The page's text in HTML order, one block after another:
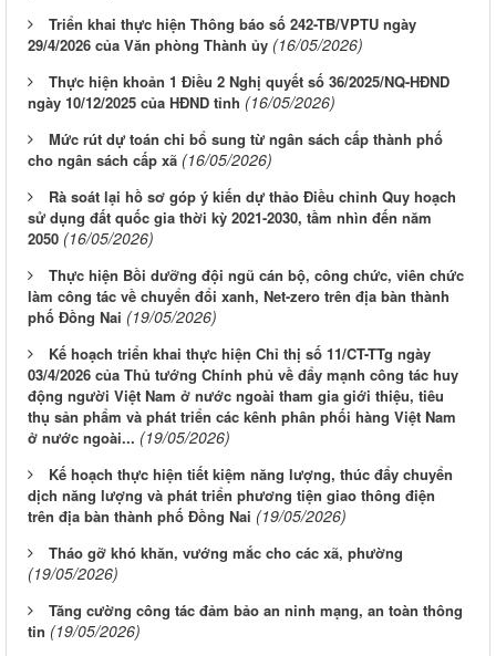
Triển khai thực hiện Thông báo số 242-TB/VPTU ngày
29/4/2026 của Văn phòng Thành ủy (16/05/2026)
Thực hiện khoản 1 Điều 2 Nghị quyết số 36/2025/NQ-HĐND
ngày 10/12/2025 của HĐND tỉnh (16/05/2026)
Mức rút dự toán chi bổ sung từ ngân sách cấp thành phố
cho ngân sách cấp xã (16/05/2026)
Rà soát lại hồ sơ góp ý kiến dự thảo Điều chỉnh Quy hoạch
sử dụng đất quốc gia thời kỳ 2021-2030, tầm nhìn đến năm
2050 (16/05/2026)
Thực hiện Bồi dưỡng đội ngũ cán bộ, công chức, viên chức
làm công tác về chuyển đổi xanh, Net-zero trên địa bàn thành
phố Đồng Nai (19/05/2026)
Kế hoạch triển khai thực hiện Chỉ thị số 11/CT-TTg ngày
03/4/2026 của Thủ tướng Chính phủ về đẩy mạnh công tác huy
động người Việt Nam ở nước ngoài tham gia giới thiệu, tiêu
thụ sản phẩm và phát triển các kênh phân phối hàng Việt Nam
ở nước ngoài... (19/05/2026)
Kế hoạch thực hiện tiết kiệm năng lượng, thúc đẩy chuyển
dịch năng lượng và phát triển phương tiện giao thông điện
trên địa bàn thành phố Đồng Nai (19/05/2026)
Tháo gỡ khó khăn, vướng mắc cho các xã, phường
(19/05/2026)
Tăng cường công tác đảm bảo an ninh mạng, an toàn thông
tin (19/05/2026)